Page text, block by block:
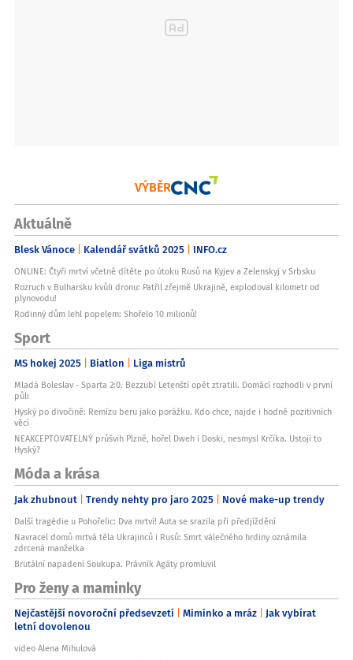
VÝBĚR
Aktuálně
Blesk Vánoce Kalendář svátků 2025 INFO.cz
ONLINE: Čtyři mrtví včetně dítěte po útoku Rusů na Kyjev a Zelenskyj v Srbsku
Rozruch v Bulharsku kvůli dronu: Patřil zřejmě Ukrajině, explodoval kilometr od
plynovodu!
Rodinný dům lehl popelem: Shořelo 10 milionů!
Sport
MS hokej 2025 Biatlon Liga mistrů
Mladá Boleslav - Sparta 2:0. Bezzubí Letenští opět ztratili. Domácí rozhodli v první
půli
Hyský po divočině: Remízu beru jako porážku. Kdo chce, najde i hodně pozitivních
věcí
NEAKCEPTOVATELNÝ průšvih Plzně, hořel Dweh i Doski, nesmysl Krčíka. Ustojí to
Hyský?
Móda a krása
Jak zhubnout Trendy nehty pro jaro 2025 Nové make-up trendy
Další tragédie u Pohořelic: Dva mrtví! Auta se srazila při předjíždění
Navracel domů mrtvá těla Ukrajinců i Rusů: Smrt válečného hrdiny oznámila
zdrcená manželka
Brutální napadení Soukupa. Právník Agáty promluvil
Pro ženy a maminky
Nejčastější novoroční předsevzetí Miminko a mráz Jak vybírat
letní dovolenou
video Alena Mihulová